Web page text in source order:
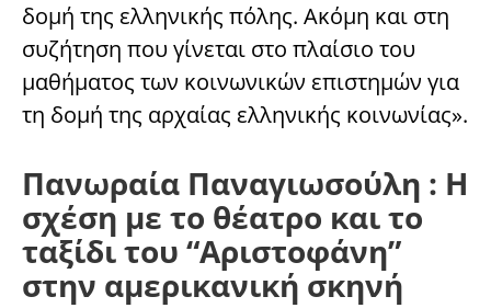
δομή της ελληνικής πόλης. Ακόμη και στη
συζήτηση που γίνεται στο πλαίσιο του
μαθήματος των κοινωνικών επιστημών για
τη δομή της αρχαίας ελληνικής κοινωνίας».
Πανωραία Παναγιωσούλη : Η
σχέση με το θέατρο και το
ταξίδι του “Αριστοφάνη”
στην αμερικανική σκηνή